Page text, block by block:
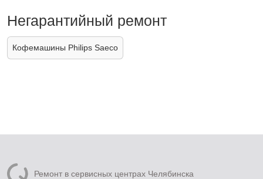
Негарантийный ремонт
Кофемашины Philips Saeco
Ремонт в сервисных центрах Челябинска